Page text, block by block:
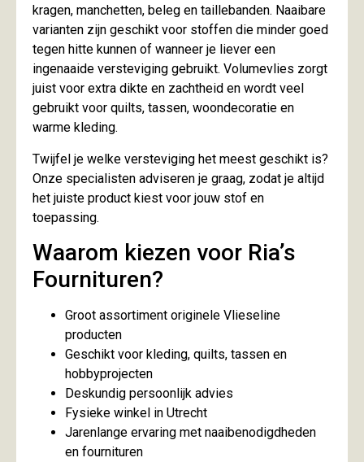
kragen, manchetten, beleg en taillebanden. Naaibare
varianten zijn geschikt voor stoffen die minder goed
tegen hitte kunnen of wanneer je liever een
ingenaaide versteviging gebruikt. Volumevlies zorgt
juist voor extra dikte en zachtheid en wordt veel
gebruikt voor quilts, tassen, woondecoratie en
warme kleding.
Twijfel je welke versteviging het meest geschikt is?
Onze specialisten adviseren je graag, zodat je altijd
het juiste product kiest voor jouw stof en
toepassing.
Waarom kiezen voor Ria’s
Fournituren?
Groot assortiment originele Vlieseline
producten
Geschikt voor kleding, quilts, tassen en
hobbyprojecten
Deskundig persoonlijk advies
Fysieke winkel in Utrecht
Jarenlange ervaring met naaibenodigdheden
en fournituren